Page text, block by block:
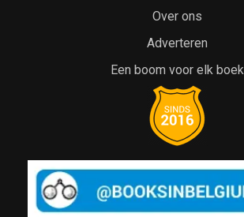
Over ons
Adverteren
Een boom voor elk boek